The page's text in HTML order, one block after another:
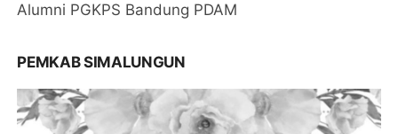
Alumni PGKPS Bandung PDAM
PEMKAB SIMALUNGUN